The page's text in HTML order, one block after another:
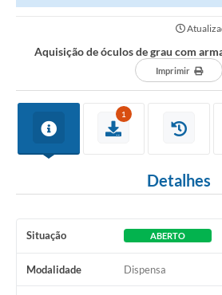
Aquisição de óculos de grau com
Imprimir
1
Detalhes
Situação ABERTO
Modalidade Dispensa